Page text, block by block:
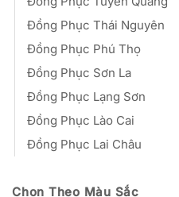
Đồng Phục Thái Nguyên
Đồng Phục Phú Thọ
Đồng Phục Sơn La
Đồng Phục Lạng Sơn
Đồng Phục Lào Cai
Đồng Phục Lai Châu
Chọn Theo Màu Sắc